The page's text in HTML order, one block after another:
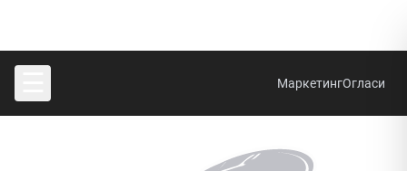
МаркетингОгласи